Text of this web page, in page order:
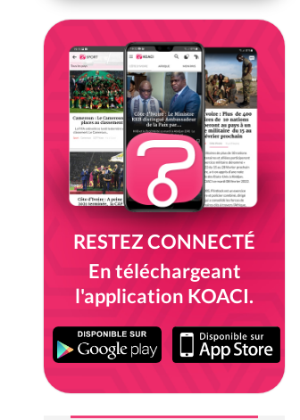
RESTEZ CONNECTÉ
En téléchargeant
l'application KOACI.